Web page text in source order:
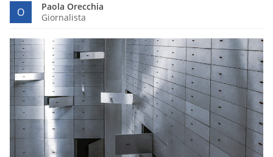
O
Paola Orecchia
Giornalista